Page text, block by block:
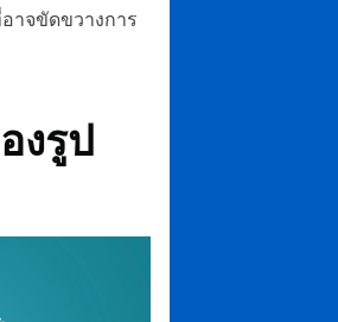
าจขัดขวางการ
งรูป